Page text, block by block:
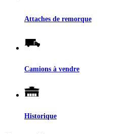
Attaches de remorque
Camions à vendre
Historique